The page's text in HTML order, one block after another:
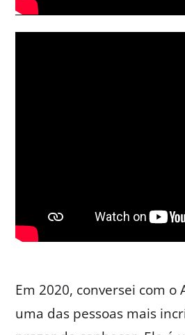
Em 2020, conversei com o
uma das pessoas mais